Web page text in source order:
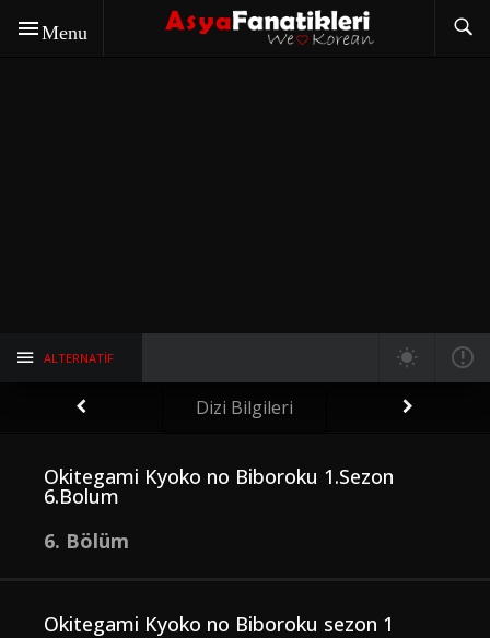
Menu
ALTERNATIF
Dizi Bilgileri
Okitegami Kyoko no Biboroku 1.Sezon
6.Bolum
6. Bölüm
Okitegami Kyoko no Biboroku sezon 1